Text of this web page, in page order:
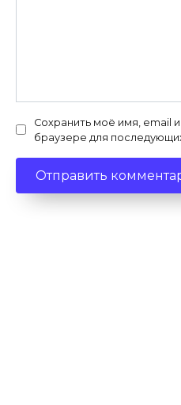
Сохранить моё имя, email
браузере для